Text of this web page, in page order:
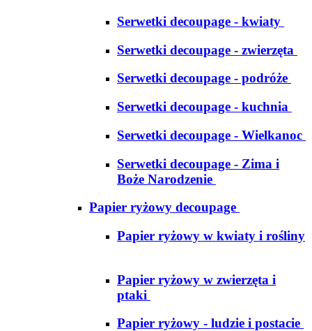
Serwetki decoupage - kwiaty
Serwetki decoupage - zwierzęta
Serwetki decoupage - podróże
Serwetki decoupage - kuchnia
Serwetki decoupage - Wielkanoc
Serwetki decoupage - Zima i
Boże Narodzenie
Papier ryżowy decoupage
Papier ryżowy w kwiaty i rośliny
Papier ryżowy w zwierzęta i
ptaki
Papier ryżowy - ludzie i postacie